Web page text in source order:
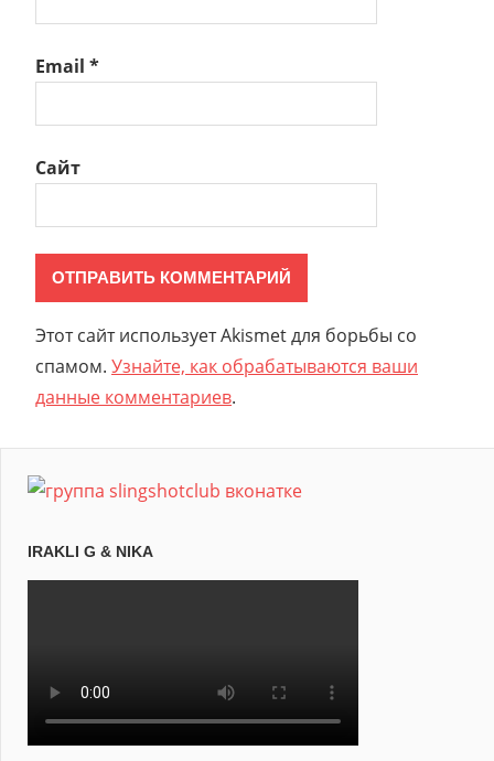
Email *
Сайт
Этот сайт использует Akismet для борьбы со
спамом. Узнайте, как обрабатываются ваши
данные комментариев.
IRAKLI G & NIKA